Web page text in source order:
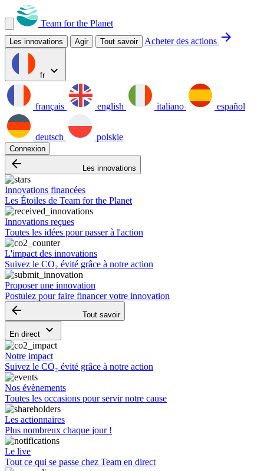
Team for the Planet
Les innovations Agir Tout savoir Acheter des actions arrow_forward
fr expand_more
français english italiano español
deutsch polskie
Connexion
arrow_backward Les innovations
Innovations financées
Les Étoiles de Team for the Planet
Innovations reçues
Toutes les idées pour passer à l'action
L'impact des innovations
Suivez le CO₂ évité grâce à notre action
Proposer une innovation
Postulez pour faire financer votre innovation
arrow_backward Tout savoir
En direct keyboard_arrow_down
Notre impact
Suivez le CO₂ évité grâce à notre action
Nos évènements
Toutes les occasions pour servir notre cause
Les actionnaires
Plus nombreux chaque jour !
Le live
Tout ce qui se passe chez Team en direct